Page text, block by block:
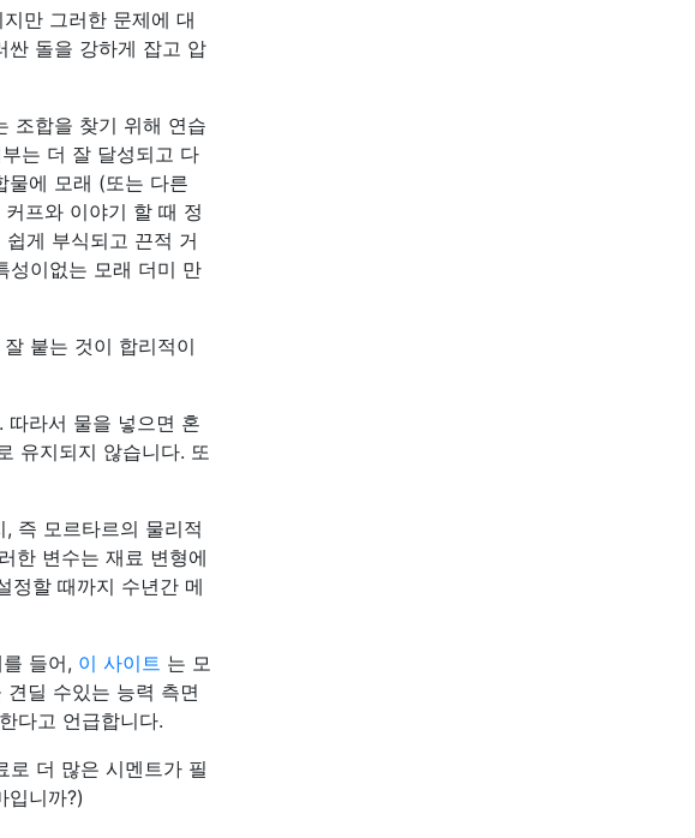
만 그러한 문제에 대
싼 돌을 강하게 잡고 압
조합을 찾기 위해 연습
는 더 잘 달성되고 다
물에 모래 (또는 다른
프와 이야기 할 때 정
게 부식되고 끈적 거
성이없는 모래 더미 만
붙는 것이 합리적이
따라서 물을 넣으면 혼
유지되지 않습니다. 또
즉 모르타르의 물리적
한 변수는 재료 변형에
정할 때까지 수년간 메
들어, 이 사이트 는 모
딜 수있는 능력 측면
다고 언급합니다.
로 더 많은 시멘트가 필
입니까?)